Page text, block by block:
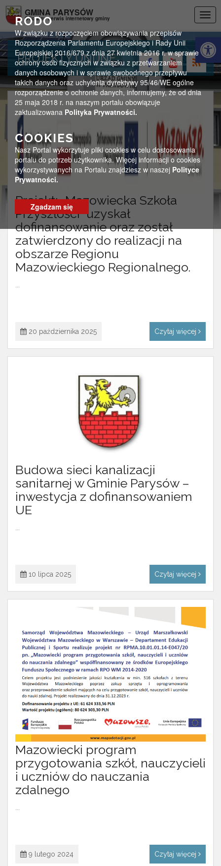
RODO
W związku z rozpoczęciem obowiązywania przepisów
Rozporządzenia Parlamentu Europejskiego i Rady Unii
Europejskiej 2016/679 z dnia 27 kwietnia 2016 r. w sprawie
ochrony osób fizycznych w związku z przetwarzaniem
danych osobowych i w sprawie swobodnego przepływu
takich danych oraz uchylenia dyrektywy 95/46/WE ogólne
rozporządzenie o ochronie danych, informujemy, że od dnia
25 maja 2018 r. na naszym portalu obowiązuje
zaktualizowana Polityka Prywatności.
COOKIES
Nasz Portal wykorzytuje pliki cookies w celu dostosowania
portalu do potrzeb użytkownika. Więcej informacji o cookies
wykorzystywanych na Portalu znajdziesz w naszej Polityce
Prywatności.
Zgadzam się
GMINA PARYSÓW
Oficjalny serwis internetowy gminy
PROJEKTY UNIJNE
Projekt: „Mazowiecka Szkoła
Przyszłości” uzyskał
dofinansowanie oraz został
zatwierdzony do realizacji na
obszarze Regionu
Mazowieckiego Regionalnego.
...
20 października 2025 Czytaj więcej
Budowa sieci kanalizacji
sanitarnej w Gminie Parysów –
inwestycja z dofinansowaniem
UE
10 lipca 2025 Czytaj więcej
Mazowiecki program
przygotowania szkół, nauczycieli
i uczniów do nauczania
zdalnego
9 lutego 2024 Czytaj więcej